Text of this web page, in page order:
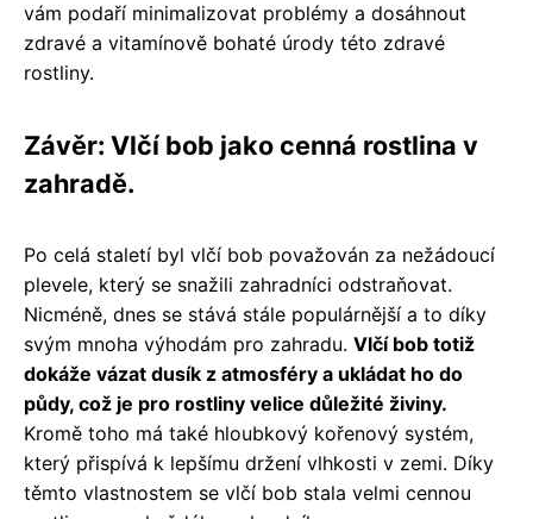
vám podaří minimalizovat problémy a dosáhnout
zdravé a vitamínově bohaté úrody této zdravé
rostliny.
Závěr: Vlčí bob jako cenná rostlina v
zahradě.
Po celá staletí byl vlčí bob považován za nežádoucí
plevele, který se snažili zahradníci odstraňovat.
Nicméně, dnes se stává stále populárnější a to díky
svým mnoha výhodám pro zahradu. Vlčí bob totiž
dokáže vázat dusík z atmosféry a ukládat ho do
půdy, což je pro rostliny velice důležité živiny.
Kromě toho má také hloubkový kořenový systém,
který přispívá k lepšímu držení vlhkosti v zemi. Díky
těmto vlastnostem se vlčí bob stala velmi cennou